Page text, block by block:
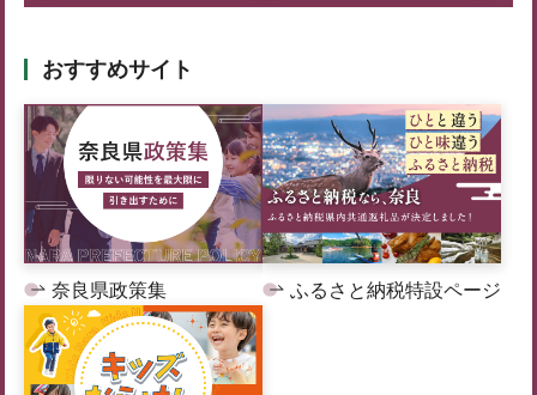
おすすめサイト
奈良県政策集 ふるさと納税特設ページ